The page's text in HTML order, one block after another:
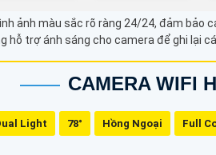
ảnh màu sắc rõ ràng 24/24, đảm
hỗ trợ ánh sáng cho camera để ghi lại
CAMERA WIFI
Light 78° Hồng Ngoại Full